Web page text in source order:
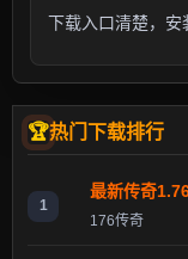
下载入口清楚，安
热门下载排行
1
最新传奇
176传奇